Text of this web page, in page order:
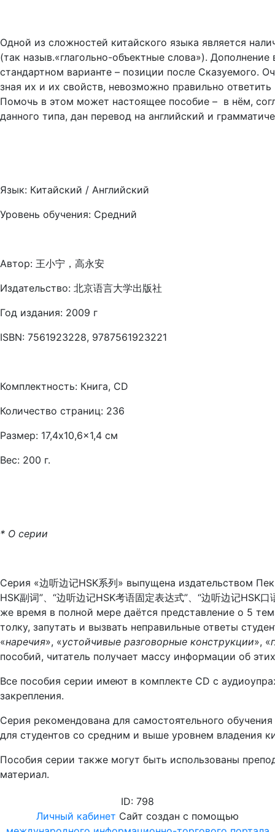
Одной из сложностей китайского языка является
(так назыв.«глагольно-объектные слова»).
стандартном варианте – позиции после Сказуемого.
зная их и их свойств, невозможно правильно
Помочь в этом может настоящее пособие – в нём,
данного типа, дан перевод на английский и
Язык: Китайский / Английский
Уровень обучения: Средний
Автор: 王小宁，高永安
Издательство: 北京语言大学出版社
Год издания: 2009 г
ISBN: 7561923228, 9787561923221
Комплектность: Книга, CD
Количество страниц: 236
Размер: 17,4x10,6x1,4 см
Вес: 200 г.
* О серии
Серия «边听边记HSK系列» выпущена издательством
HSK副词”、“边听边记HSK考语固定表达式”、“边听边记HSK
же время в полной мере даётся представление о 5
толку, запутать и вызвать неправильные ответы
«наречия», «устойчивые разговорные конструкции», «
пособий, читатель получает массу информации об
Все пособия серии имеют в комплекте CD с
закрепления.
Серия рекомендована для самостоятельного
для студентов со средним и выше уровнем владения
Пособия серии также могут быть использованы
материал.
ID: 798
Личный кабинет Сайт создан с помощью